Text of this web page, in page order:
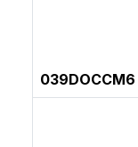
039DOCCM6